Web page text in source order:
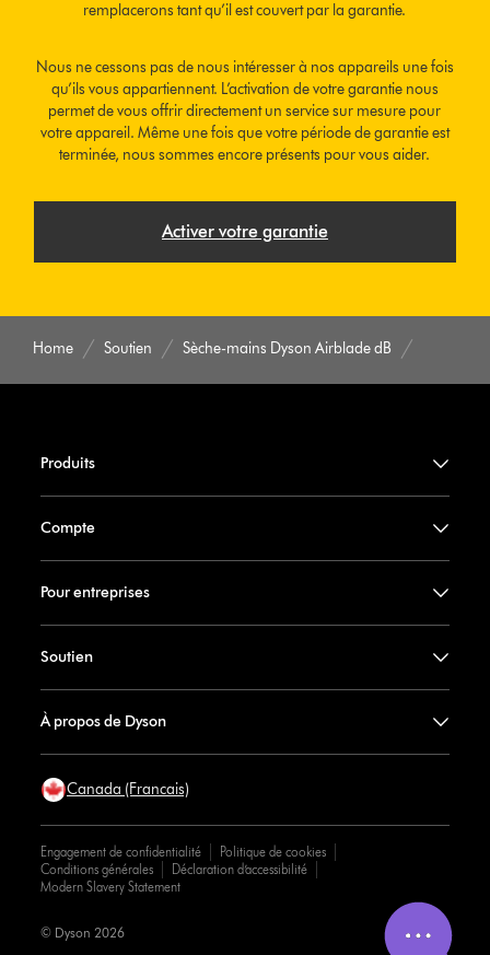
remplacerons tant qu’il est couvert par la garantie.
Nous ne cessons pas de nous intéresser à nos appareils une fois
qu’ils vous appartiennent. L’activation de votre garantie nous
permet de vous offrir directement un service sur mesure pour
votre appareil. Même une fois que votre période de garantie est
terminée, nous sommes encore présents pour vous aider.
Activer votre garantie
Home Soutien Sèche-mains Dyson Airblade dB
Produits
Compte
Pour entreprises
Soutien
À propos de Dyson
Canada (Francais)
Engagement de confidentialité
Politique de cookies
Conditions générales
Déclaration d’accessibilité
Modern Slavery Statement
© Dyson 2026